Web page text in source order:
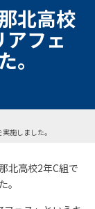
北高校
フェ
。
施しました。
北高校2年C組で
。